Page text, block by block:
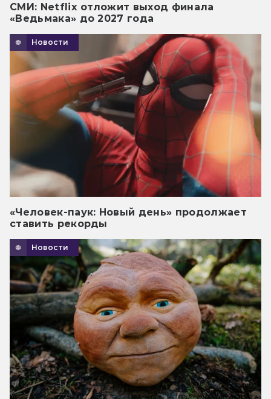
СМИ: Netflix отложит выход финала
«Ведьмака» до 2027 года
Новости
«Человек-паук: Новый день» продолжает
ставить рекорды
Новости